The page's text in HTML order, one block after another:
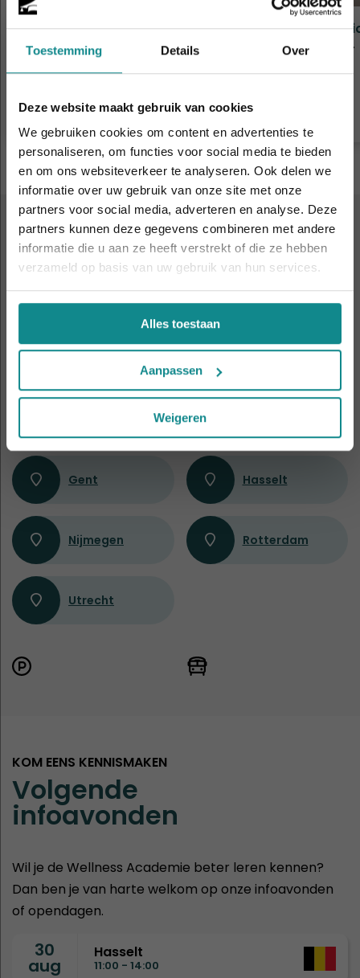
Toestemming Details Over
Deze website maakt gebruik van cookies
We gebruiken cookies om content en advertenties te
personaliseren, om functies voor social media te bieden
en om ons websiteverkeer te analyseren. Ook delen we
informatie over uw gebruik van onze site met onze
partners voor social media, adverteren en analyse. Deze
partners kunnen deze gegevens combineren met andere
informatie die u aan ze heeft verstrekt of die ze hebben
verzameld op basis van uw gebruik van hun services.
Alles toestaan
Aanpassen
Weigeren
Anatomie, pathologie &
fysiologie
Meer informatie
Duur
Prijs
ALTIJD IN DE BUURT
9 leslocatiesdoor heel
Nederland en België
Gent Hasselt
Nijmegen Rotterdam
Utrecht
KOM EENS KENNISMAKEN
Volgende
infoavonden
Wil je de Wellness Academie beter leren kennen?
Dan ben je van harte welkom op onze infoavonden
of opendagen.
30
aug
Hasselt
11:00 - 14:00
De hittegolf houdt aan... onze actie ook! 10%
korting verlengd t.e.m. 7 augustus 2026.
Sluiten